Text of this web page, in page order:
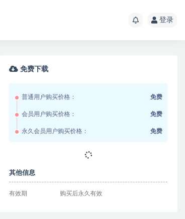
登录
免费下载
普通用户购买价格： 免费
会员用户购买价格： 免费
永久会员用户购买价格： 免费
其他信息
有效期 购买后永久有效